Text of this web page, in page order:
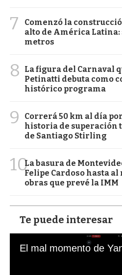
7
Comenzó la
alto de América Latina:
metros
8
La figura del Carnaval
Petinatti debuta como
histórico programa
9
Correrá 50 km al día
historia de superación
de Santiago Stirling
10La basura de
Felipe Cardoso hasta al
obras que prevé la IMM
Te puede interesar